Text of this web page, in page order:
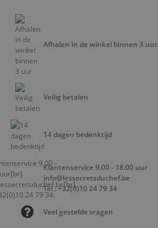
Afhalen in de winkel binnen 3 uur
Veilig betalen
14 dagen bedenktijd
Klantenservice 9.00 - 18.00 uur
info@lessecretsduchef.be
Tel : +32(0)10 24 79 34
Veel gestelde vragen